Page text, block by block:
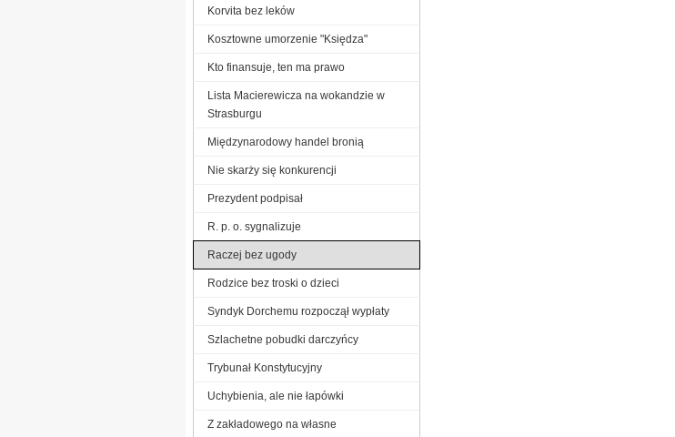
Korvita bez leków
Kosztowne umorzenie "Księdza"
Kto finansuje, ten ma prawo
Lista Macierewicza na wokandzie w
Strasburgu
Międzynarodowy handel bronią
Nie skarży się konkurencji
Prezydent podpisał
R. p. o. sygnalizuje
Raczej bez ugody
Rodzice bez troski o dzieci
Syndyk Dorchemu rozpoczął wypłaty
Szlachetne pobudki darczyńcy
Trybunał Konstytucyjny
Uchybienia, ale nie łapówki
Z zakładowego na własne